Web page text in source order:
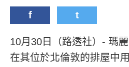
f t
10月30日（路透社）- 瑪
在其位於北倫敦的排屋中